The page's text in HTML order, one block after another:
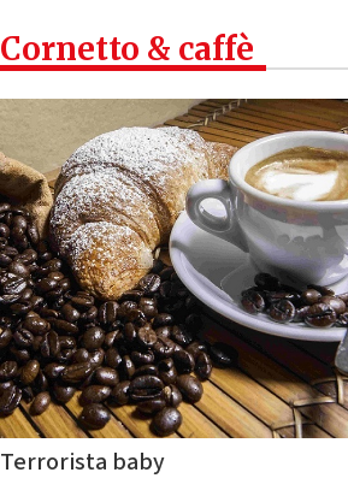
Cornetto & caffè
Terrorista baby